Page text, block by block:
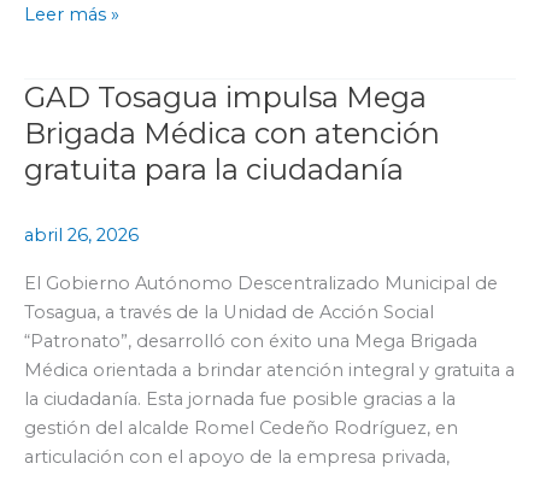
Leer más »
GAD Tosagua impulsa Mega
Brigada Médica con atención
gratuita para la ciudadanía
abril 26, 2026
El Gobierno Autónomo Descentralizado Municipal de
Tosagua, a través de la Unidad de Acción Social
“Patronato”, desarrolló con éxito una Mega Brigada
Médica orientada a brindar atención integral y gratuita a
la ciudadanía. Esta jornada fue posible gracias a la
gestión del alcalde Romel Cedeño Rodríguez, en
articulación con el apoyo de la empresa privada,
GAD
Tosagua
impulsa
Mega
Médica
atención
gratuita
para
la
ciudadanía